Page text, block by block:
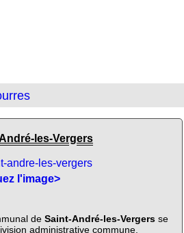
les-Vergers
l'image>
de Saint-André-les-Vergersse
administrative commune.